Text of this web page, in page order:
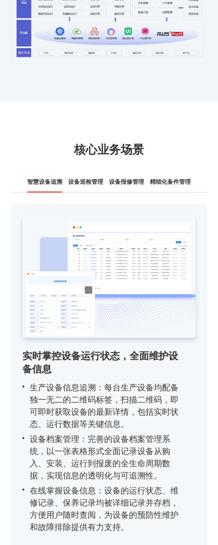
核心业务场景
智慧设备追溯 设备巡检管理 设备报修管理 精细化备件管理
实时掌控设备运行状态，全面维护设
备信息
生产设备信息追溯：每台生产设备均配备
独一无二的二维码标签，扫描二维码，即
可即时获取设备的最新详情，包括实时状
态、运行数据等关键信息。
设备档案管理：完善的设备档案管理系
统，以一张表格形式全面记录设备从购
入、安装、运行到报废的全生命周期数
据，实现信息的透明化与可追溯性。
在线掌握设备信息：设备的运行状态、维
修记录、保养记录均被详细记录并存档，
方便用户随时查阅，为设备的预防性维护
和故障排除提供有力支持。